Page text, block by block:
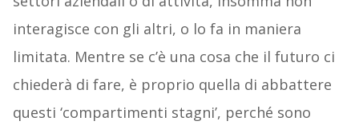
interagisce con gli altri, o lo fa in maniera
limitata. Mentre se c’è una cosa che il futuro ci
chiederà di fare, è proprio quella di abbattere
questi ‘compartimenti stagni’, perché sono